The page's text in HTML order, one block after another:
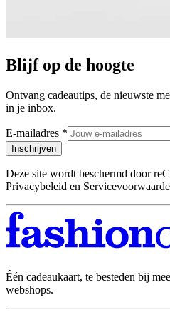
Blijf op de hoogte
Ontvang cadeautips, de nieuwste
in je inbox.
E-mailadres *
Inschrijven
Deze site wordt beschermd door
Privacybeleid en
Één cadeaukaart, te besteden bij
webshops.